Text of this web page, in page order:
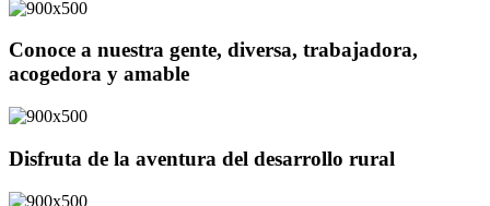
Conoce a nuestra gente, diversa, trabajadora,
acogedora y amable
Disfruta de la aventura del desarrollo rural